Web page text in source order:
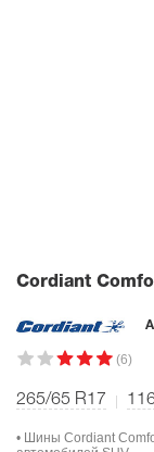
Cordiant
(6)
265/65 R17
• Шины Cordiant